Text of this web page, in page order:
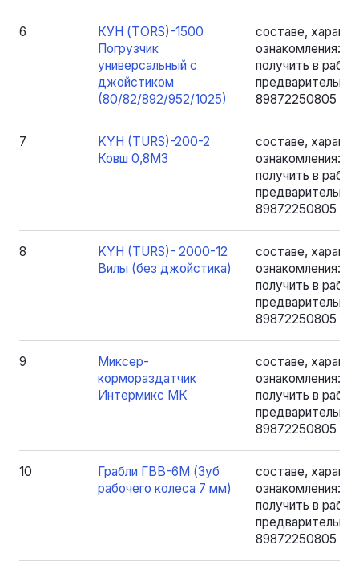
6
КУН (TORS)-1500
Погрузчик
универсальный с
джойстиком
(80/82/892/952/1025)
составе,
ознакомления:
получить в
предварительно
89872250805 -
7
KYH (TURS)-200-2
Ковш 0,8M3
составе,
ознакомления:
получить в
предварительно
89872250805 -
8
KYH (TURS)- 2000-12
Вилы (без джойстика)
составе,
ознакомления:
получить в
предварительно
89872250805 -
9
Миксер-
кормораздатчик
Интермикс МК
составе,
ознакомления:
получить в
предварительно
89872250805 -
10
Грабли ГВВ-6М (Зуб
рабочего колеса 7 мм)
составе,
ознакомления:
получить в
предварительно
89872250805 -